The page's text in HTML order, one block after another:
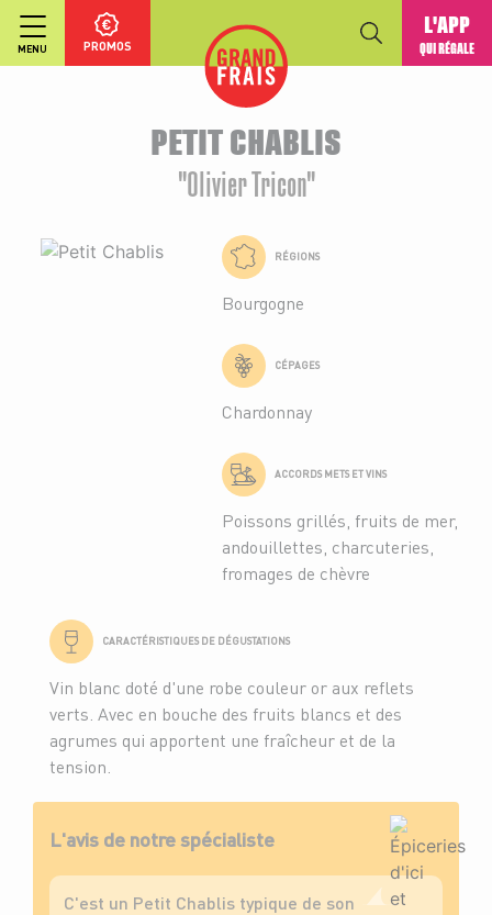
MENU PROMOS
L'APP
QUI RÉGALE
PETIT CHABLIS
"Olivier Tricon"
RÉGIONS
Bourgogne
CÉPAGES
Chardonnay
ACCORDS METS ET VINS
Poissons grillés, fruits de mer,
andouillettes, charcuteries,
fromages de chèvre
CARACTÉRISTIQUES DE DÉGUSTATIONS
Vin blanc doté d'une robe couleur or aux reflets
verts. Avec en bouche des fruits blancs et des
agrumes qui apportent une fraîcheur et de la
tension.
L'avis de notre spécialiste
C'est un Petit Chablis typique de son